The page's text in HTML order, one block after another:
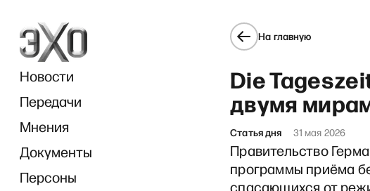
Новости
Передачи
Мнения
Документы
Персоны
На главную
Die
двумя
Статья дня 31 мая 2026
Правительство
программы приёма
спасающихся от
«В